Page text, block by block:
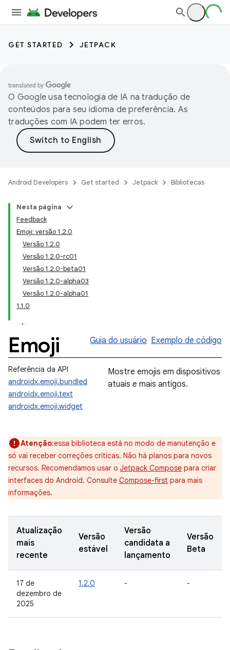
GET STARTED JETPACK
O Google usa tecnologia de IA na tradução de
conteúdos para seu idioma de preferência. As
traduções com IA podem ter erros.
Android Developers Get started Jetpack Bibliotecas
Nesta página
Feedback
Emoji: versão 1.2.0
Versão 1.2.0
Versão 1.2.0-rc01
Versão 1.2.0-beta01
Versão 1.2.0-alpha03
Versão 1.2.0-alpha01
1.1.0
Emoji Guia do usuário Exemplo de código
Referência da API
androidx.emoji.bundled
androidx.emoji.text
androidx.emoji.widget
Mostre emojis em dispositivos
atuais e mais antigos.
Atenção:essa biblioteca está no modo de manutenção e
só vai receber correções críticas. Não há planos para novos
recursos. Recomendamos usar o Jetpack Compose para criar
interfaces do Android. Consulte Compose-first para mais
informações.
Atualização
mais
recente
Versão
estável
Versão
candidata a
lançamento
Versão
Beta
17 de
dezembro de
2025
1.2.0 - -